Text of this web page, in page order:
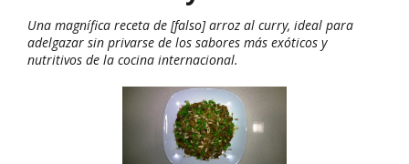
Una magnífica receta de [falso] arroz al curry, ideal para
adelgazar sin privarse de los sabores más exóticos y
nutritivos de la cocina internacional.